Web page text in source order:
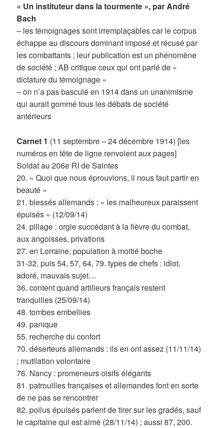
« Un instituteur dans la tourmente », par André
Bach
– les témoignages sont irremplaçables car le corpus
échappe au discours dominant imposé et récusé par
les combattants ; leur publication est un phénomène
de société ; AB critique ceux qui ont parlé de «
dictature du témoignage »
– on n’a pas basculé en 1914 dans un unanimisme
qui aurait gommé tous les débats de société
antérieurs
Carnet 1 (11 septembre – 24 décembre 1914) [les
numéros en tête de ligne renvoient aux pages]
Soldat au 206e RI de Saintes
20. « Quoi que nous éprouvions, il nous faut partir en
beauté »
21. blessés allemands : « les malheureux paraissent
épuisés » (12/09/14)
24. pillage : orgie succédant à la fièvre du combat,
aux angoisses, privations
27. en Lorraine, population à moitié boche
31-32, puis 54, 57, 64, 79. types de chefs : idiot,
adoré, mauvais sujet…
36. content quand artilleurs français restent
tranquilles (25/09/14)
48. tombes embellies
49. panique
55. recherche du confort
70. déserteurs allemands : ils en ont assez (11/11/14)
; mutilation volontaire
76. Nancy : promeneurs oisifs élégants
81. patrouilles françaises et allemandes font en sorte
de ne pas se rencontrer
82. poilus épuisés parlent de tirer sur les gradés, sauf
le capitaine qui est aimé (28/11/14) ; aussi 87, 200.